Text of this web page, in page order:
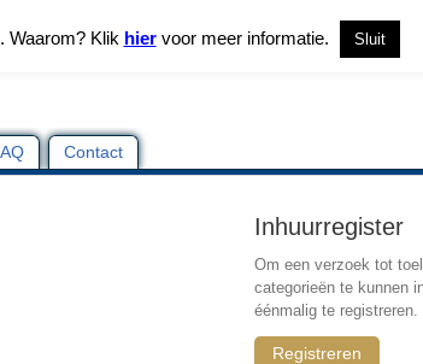
Contact
Inhuurregister
Om een verzoek tot
categorieën te kunnen
éénmalig te registreren.
Registreren
Waarom? Klik hiervoor meer informatie. Sluit